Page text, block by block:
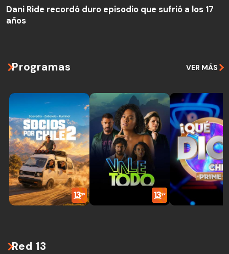
Dani Ride recordó duro episodio que sufrió a los 17
años
Programas VER MÁS
Red 13